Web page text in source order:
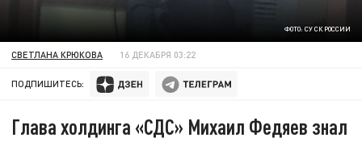
ФОТО: СУ СК РОССИИ
СВЕТЛАНА КРЮКОВА 16 ДЕКАБРЯ 03:22
ПОДПИШИТЕСЬ:
Глава холдинга «СДС» Михаил Федяев знал